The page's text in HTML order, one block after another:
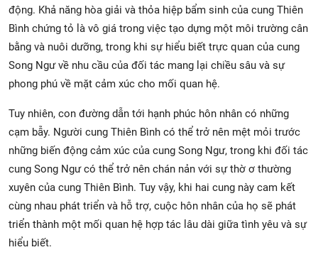
động. Khả năng hòa giải và thỏa hiệp bẩm sinh của cung Thiên
Bình chứng tỏ là vô giá trong việc tạo dựng một môi trường cân
bằng và nuôi dưỡng, trong khi sự hiểu biết trực quan của cung
Song Ngư về nhu cầu của đối tác mang lại chiều sâu và sự
phong phú về mặt cảm xúc cho mối quan hệ.
Tuy nhiên, con đường dẫn tới hạnh phúc hôn nhân có những
cạm bẫy. Người cung Thiên Bình có thể trở nên mệt mỏi trước
những biến động cảm xúc của cung Song Ngư, trong khi đối tác
cung Song Ngư có thể trở nên chán nản với sự thờ ơ thường
xuyên của cung Thiên Bình. Tuy vậy, khi hai cung này cam kết
cùng nhau phát triển và hỗ trợ, cuộc hôn nhân của họ sẽ phát
triển thành một mối quan hệ hợp tác lâu dài giữa tình yêu và sự
hiểu biết.